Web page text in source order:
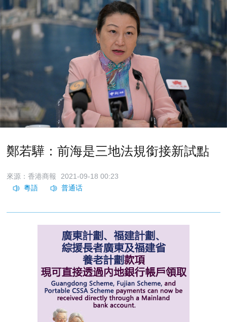
鄭若驊：前海是三地法規銜接新試點
來源：香港商報 2021-09-18 00:23